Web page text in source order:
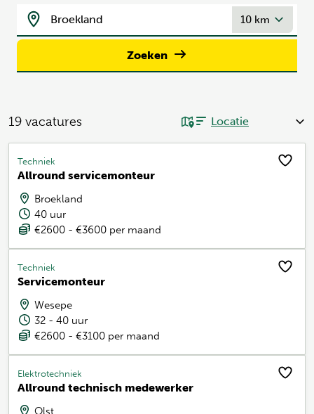
Zoeken
19 vacatures
Techniek
Allround servicemonteur
Broekland
40 uur
€2600 - €3600 per maand
Techniek
Servicemonteur
Wesepe
32 - 40 uur
€2600 - €3100 per maand
Elektrotechniek
Allround technisch medewerker
Olst